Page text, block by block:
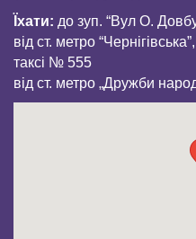
Їхати: до зуп. “Вул О.
від ст. метро
таксі № 555
від ст. метро „Дружби